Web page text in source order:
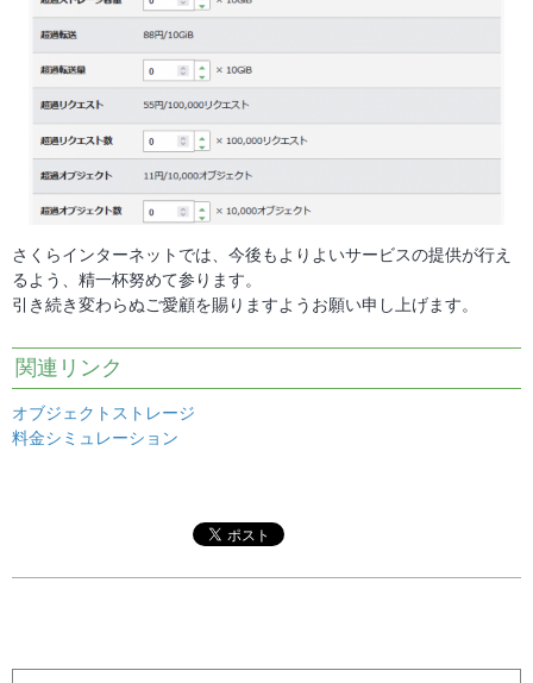
さくらインターネットでは、今後もよりよいサービスの提供が行え
るよう、精一杯努めて参ります。
引き続き変わらぬご愛顧を賜りますようお願い申し上げます。
関連リンク
オブジェクトストレージ
料金シミュレーション